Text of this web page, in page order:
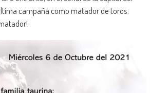
campaña como matador de toros.